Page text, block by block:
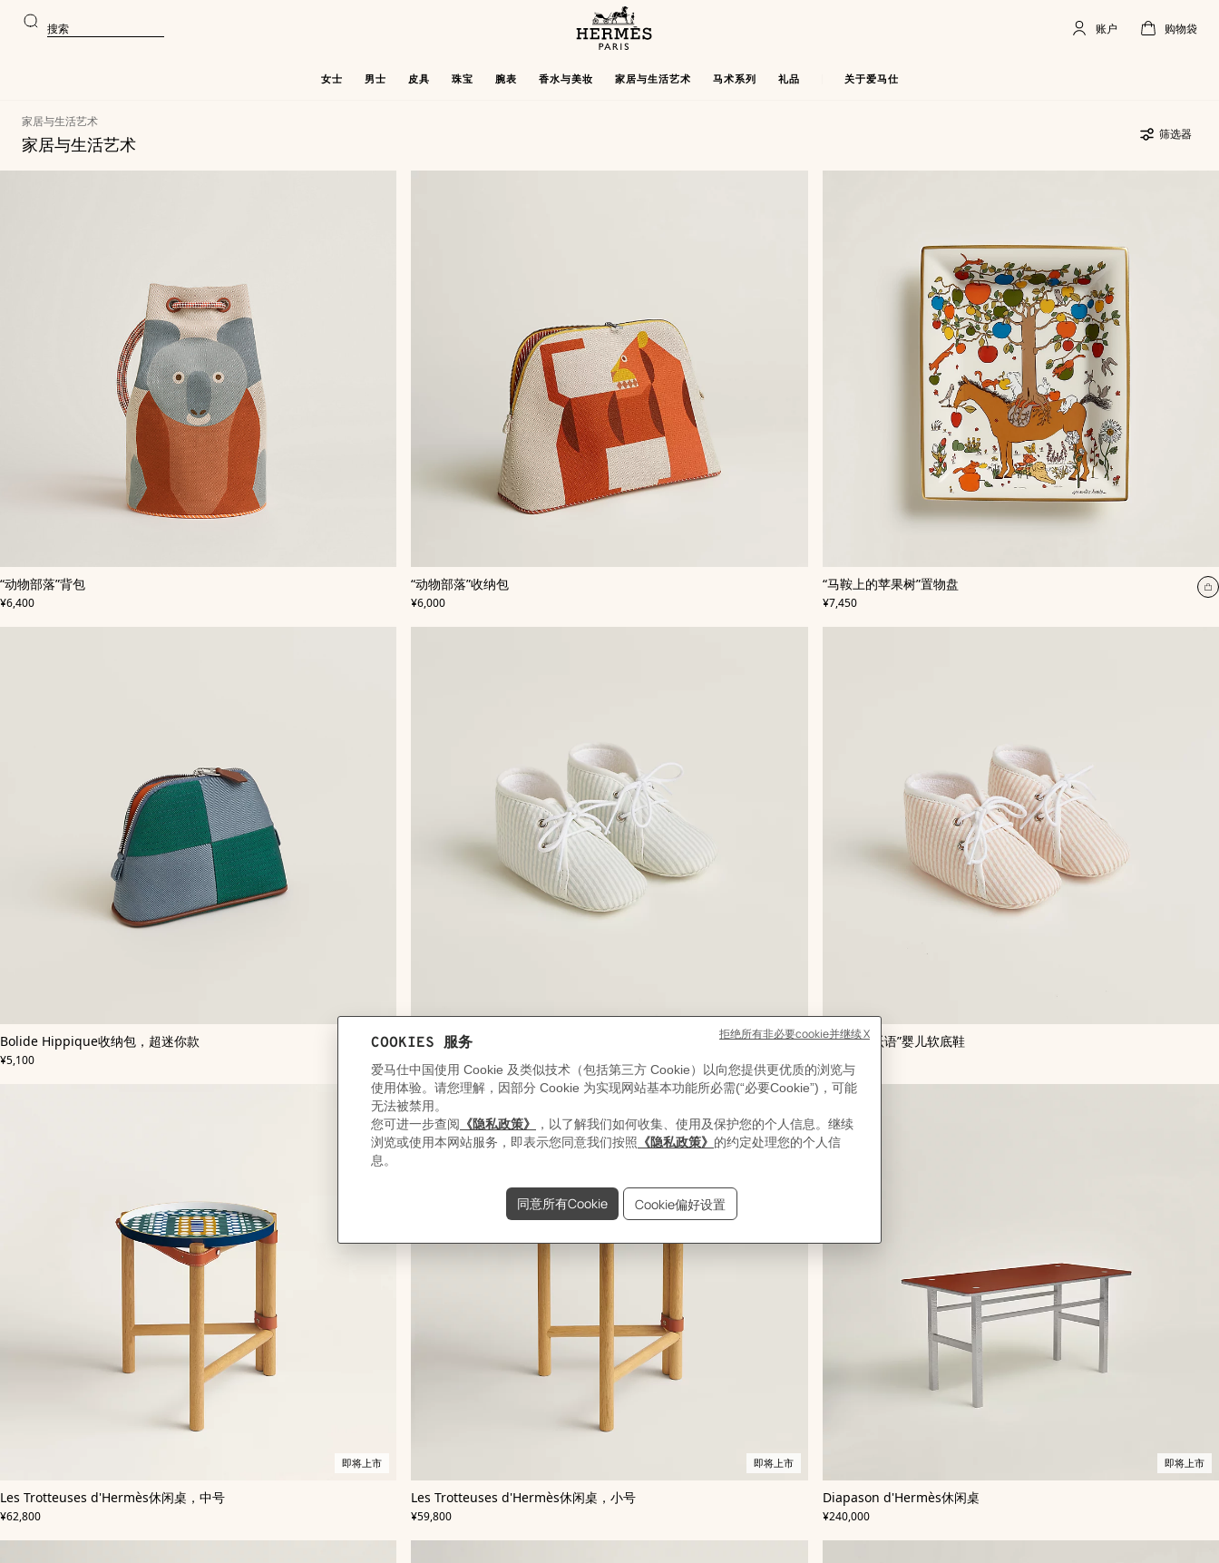
往
往
Hermès
搜
账
离 账户 购物袋
购
空
女士 男士 皮具 珠宝 腕表 香水与美妆 家居与生活艺术 马术系列 礼品 关于爱马仕
家居与生活艺术
家居与生活艺术 筛选器
产
“动物部落”背包
,颜
色:
灰
,
价格
¥6,400
“动物部落”收纳包
,颜
色:
橙
,
价格
¥6,000
“马鞍上的苹果树”置物盘
,颜
色:
米
天
,
价格
¥7,450
Bolide Hippique收纳包，超迷你款
,颜
色:
绿
,
价格
¥5,100
加
入
购
物
袋
“Paf欢颜跃语”婴儿软底鞋
,颜
色:
蓝
色
¥2,800
“Paf欢颜跃语”婴儿软底鞋
,颜
玫
瑰
色
¥2,800
Les Trotteuses d'Hermès休闲桌，中号
, 颜
色:
绿
,
价格
¥62,800
即
将
上
即将上市
Les Trotteuses d'Hermès休闲桌，小号
, 颜
色:
黄
,
价格
¥59,800
即
将
上
即将上市
Diapason d'Hermès休闲桌
,颜
色:
米
天
,
价格
¥240,000
即
将
上
即将上市